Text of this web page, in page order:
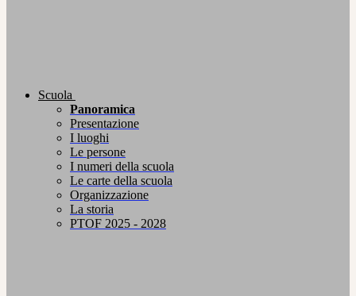
Scuola
Panoramica
Presentazione
I luoghi
Le persone
I numeri della scuola
Le carte della scuola
Organizzazione
La storia
PTOF 2025 - 2028